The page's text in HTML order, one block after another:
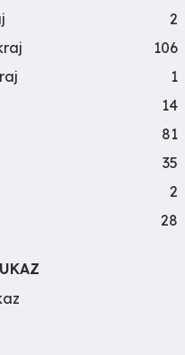
2
106
1
14
81
35
2
28